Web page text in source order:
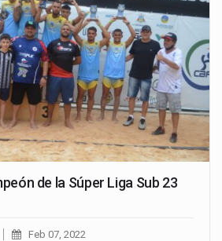
de la Súper Liga Sub 23
Feb 07, 2022